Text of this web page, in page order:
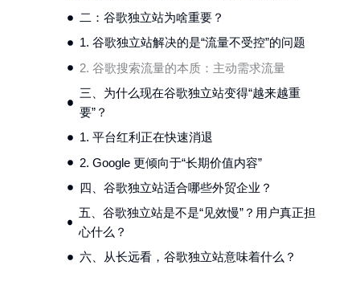
二：谷歌独立站为啥重要？
1. 谷歌独立站解决的是“流量不受控”的问题
2. 谷歌搜索流量的本质：主动需求流量
三、为什么现在谷歌独立站变得“越来越重
要”？
1. 平台红利正在快速消退
2. Google 更倾向于“长期价值内容”
四、谷歌独立站适合哪些外贸企业？
五、谷歌独立站是不是“见效慢”？用户真正担
心什么？
六、从长远看，谷歌独立站意味着什么？